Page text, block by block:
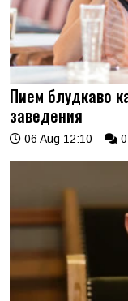
Пием блудкаво
заведения
06 Aug 12:10 0